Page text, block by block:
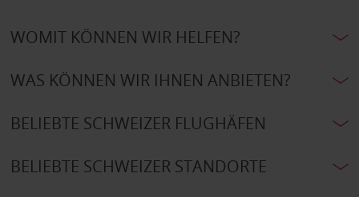
WOMIT KÖNNEN WIR HELFEN?
WAS KÖNNEN WIR IHNEN ANBIETEN?
BELIEBTE SCHWEIZER FLUGHÄFEN
BELIEBTE SCHWEIZER STANDORTE